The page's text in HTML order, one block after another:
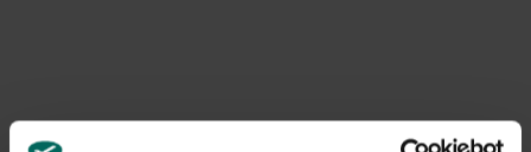
Omdat elk stukje natuur waardevol is, is het